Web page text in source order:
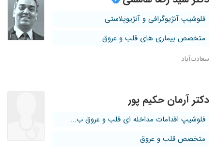
فلوشیپ آنژیوگرافی و آنژیوپلاستی
متخصص بیماری های قلب و عروق
سعادت‌آباد
دکتر آرمان حکیم پور
فلوشیپ اقدامات مداخله ای قلب و عروق ب...
متخصص قلب و عروق